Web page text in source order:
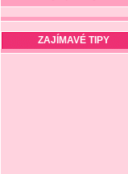
ZAJÍMAVÉ TIPY